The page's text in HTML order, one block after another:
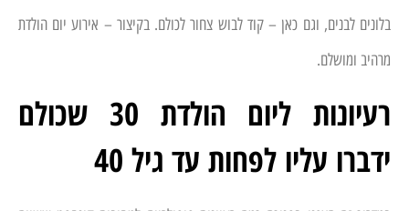
בלונים לבנים, וגם כאן – קוד לבוש צחור לכולם. בקיצור – אירוע יום הולדת
מרהיב ומושלם.
רעיונות ליום הולדת 30 שכולם
ידברו עליו לפחות עד גיל 40